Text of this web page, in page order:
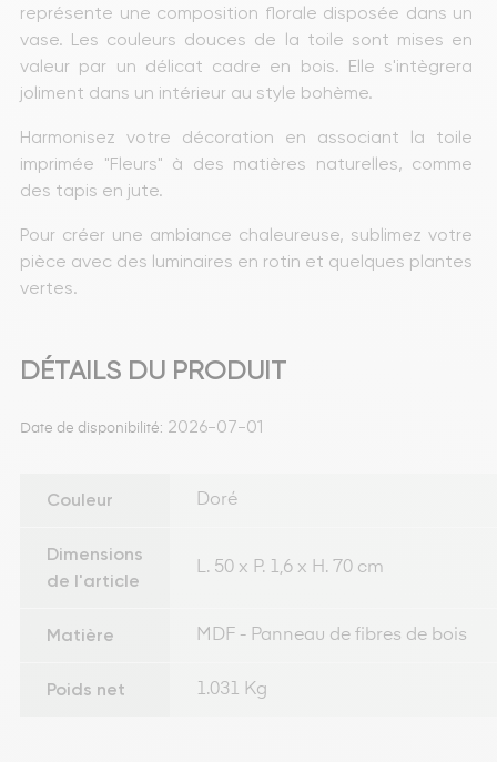
représente une composition florale disposée dans un
vase. Les couleurs douces de la toile sont mises en
valeur par un délicat cadre en bois. Elle s'intègrera
joliment dans un intérieur au style bohème.
Harmonisez votre décoration en associant la toile
imprimée "Fleurs" à des matières naturelles, comme
des tapis en jute.
Pour créer une ambiance chaleureuse, sublimez votre
pièce avec des luminaires en rotin et quelques plantes
vertes.
DÉTAILS DU PRODUIT
Date de disponibilité: 2026-07-01
Couleur Doré
Dimensions
de l'article
L. 50 x P. 1,6 x H. 70 cm
Matière MDF - Panneau de fibres de bois
Poids net 1.031 Kg